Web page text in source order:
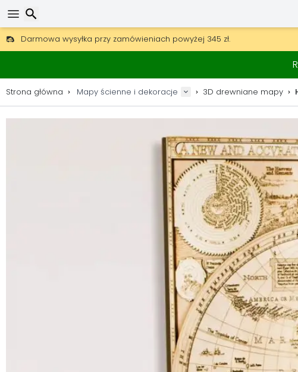
Darmowa wysyłka przy zamówieniach powyżej 345 zł.
30 dni na zwrot, 90 dni na drewniane mapy i dekoracje.
Oryginalny producent map i dekoracji.
Strona główna Mapy ścienne i dekoracje 3D drewniane mapy